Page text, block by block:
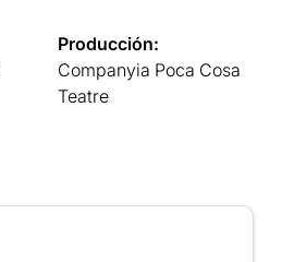
Producción:
Companyia Poca Cosa
Teatre